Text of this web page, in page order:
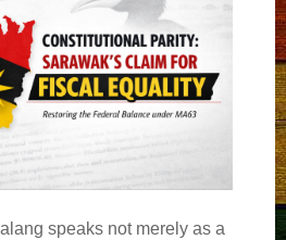
speaks not merely as a